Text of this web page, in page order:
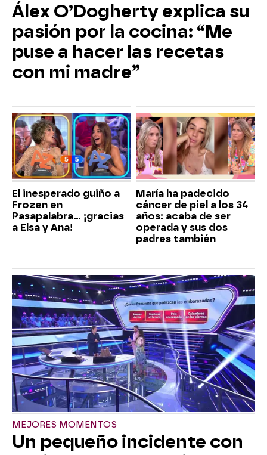
Álex O’Dogherty explica su
pasión por la cocina: “Me
puse a hacer las recetas
con mi madre”
El inesperado guiño a
Frozen en
Pasapalabra… ¡gracias
a Elsa y Ana!
María ha padecido
cáncer de piel a los 34
años: acaba de ser
operada y sus dos
padres también
MEJORES MOMENTOS
Un pequeño incidente con